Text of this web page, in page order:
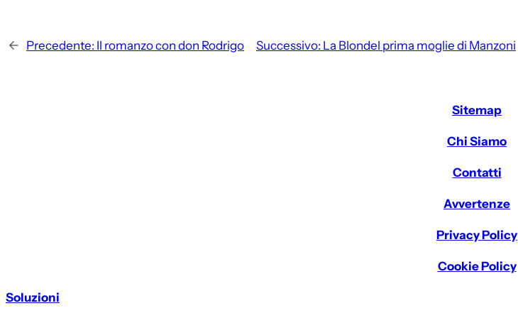
← Precedente: Il romanzo con don Rodrigo Successivo: La Blondel prima moglie di Manzoni
Sitemap
Chi Siamo
Contatti
Avvertenze
Privacy Policy
Cookie Policy
Soluzioni